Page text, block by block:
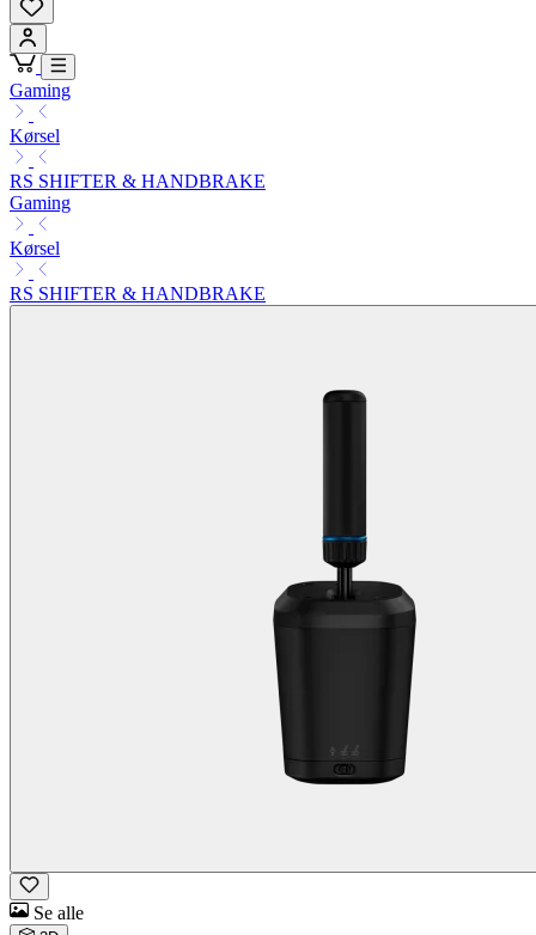
Gaming
Kørsel
RS SHIFTER & HANDBRAKE
Gaming
Kørsel
RS SHIFTER & HANDBRAKE
Se alle